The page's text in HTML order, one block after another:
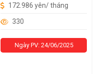
172.986 yên/ tháng
330
Ngày PV: 24/06/2025